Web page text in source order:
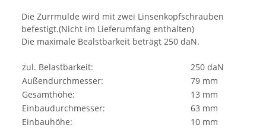
Die Zurrmulde wird mit zwei Linsenkopfschrauben
befestigt.(Nicht im Lieferumfang enthalten)
Die maximale Bealstbarkeit beträgt 250 daN.
zul. Belastbarkeit:
250 daN
Außendurchmesser:
79 mm
Gesamthöhe:
13 mm
Einbaudurchmesser:
63 mm
Einbauhöhe:
10 mm